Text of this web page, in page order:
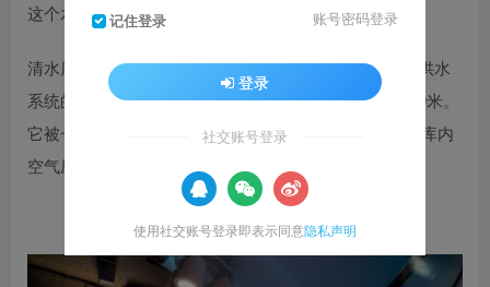
这个水库的西边而建起来。
清水库、旧过滤器及水库西面的泵站，都是“Na Grobli”供水
系统的组成部分。水库横截面呈矩形，尺寸约72.8×63.9米。
它被一个绿色屋顶覆盖，表面的通风孔主要起到减少水库内
空气压力的作用。
记住登录 账号密码登录
登录
社交账号登录
使用社交账号登录即表示同意隐私声明